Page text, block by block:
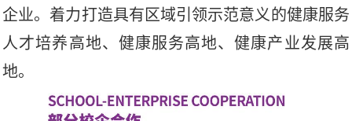
企业。着力打造具有区域引领示范意义的健康服务
人才培养高地、健康服务高地、健康产业发展高
地。